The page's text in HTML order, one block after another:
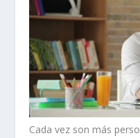
Cada vez son más